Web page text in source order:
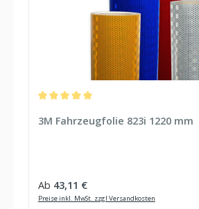
3M Fahrzeugfolie 823i 1220 mm
Regulärer Preis:
Ab 43,11 €
Preise inkl. MwSt. zzgl Versandkosten